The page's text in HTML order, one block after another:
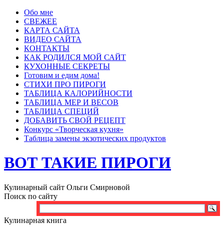
Обо мне
СВЕЖЕЕ
КАРТА САЙТА
ВИДЕО САЙТА
КОНТАКТЫ
КАК РОДИЛСЯ МОЙ САЙТ
КУХОННЫЕ СЕКРЕТЫ
Готовим и едим дома!
СТИХИ ПРО ПИРОГИ
ТАБЛИЦА КАЛОРИЙНОСТИ
ТАБЛИЦА МЕР И ВЕСОВ
ТАБЛИЦА СПЕЦИЙ
ДОБАВИТЬ СВОЙ РЕЦЕПТ
Конкурс «Творческая кухня»
Таблица замены экзотических продуктов
ВОТ ТАКИЕ ПИРОГИ
Кулинарный сайт Ольги Смирновой
Поиск по сайту
Кулинарная книга